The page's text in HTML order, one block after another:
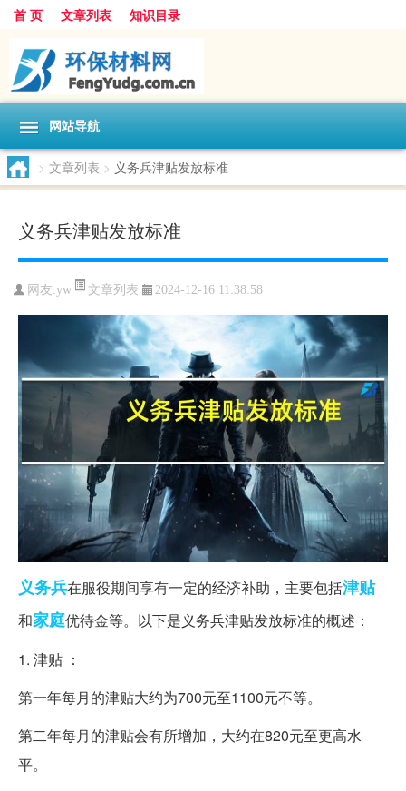
首 页 文章列表 知识目录
网站导航
> 文章列表 > 义务兵津贴发放标准
义务兵津贴发放标准
网友:yw 文章列表 2024-12-16 11:38:58
义务兵在服役期间享有一定的经济补助，主要包括津贴
和家庭优待金等。以下是义务兵津贴发放标准的概述：
1. 津贴 ：
第一年每月的津贴大约为700元至1100元不等。
第二年每月的津贴会有所增加，大约在820元至更高水
平。